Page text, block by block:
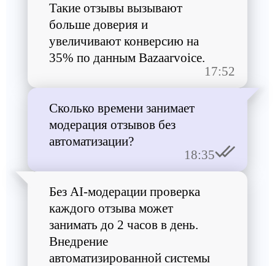
Такие отзывы вызывают
больше доверия и
увеличивают конверсию на
35% по данным Bazaarvoice.
17:52
Сколько времени занимает
модерация отзывов без
автоматизации?
18:35
Без AI-модерации проверка
каждого отзыва может
занимать до 2 часов в день.
Внедрение
автоматизированной системы